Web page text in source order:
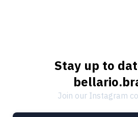
Stay up to
Join our Instagram